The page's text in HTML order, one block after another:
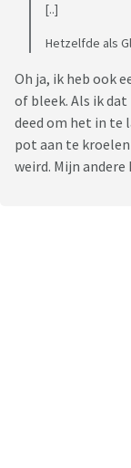
[..]
Hetzelfde als
Oh ja, ik heb ook
of bleek. Als ik
deed om het in te
pot aan te kroelen
weird. Mijn